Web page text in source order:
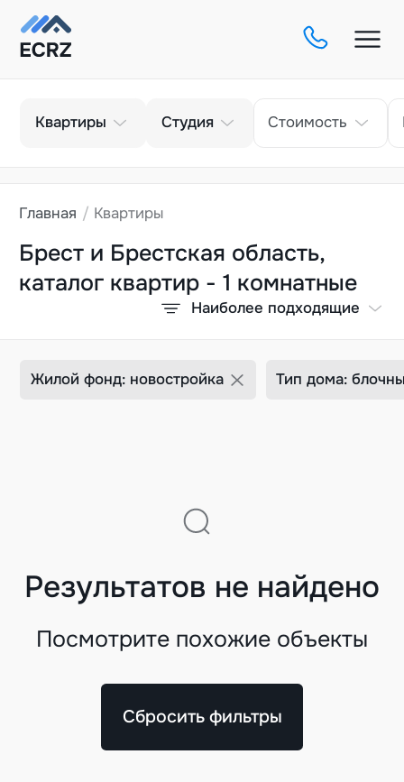
Тип
Квартиры Кол-во комнат
Студия Стоимость
Главная Квартиры
Брест и Брестская область,
каталог квартир - 1 комнатные
Наиболее подходящие
Жилой фонд: новостройка Тип дома:
Результатов не найдено
Посмотрите похожие объекты
Сбросить фильтры